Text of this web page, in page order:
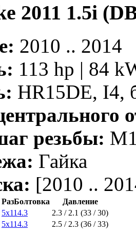
2011 1.5i
2010 .. 2014
113 hp | 84
HR15DE, I4,
резьбы:
Гайка
[2010 ..
РазБолтовка
Давление
5x114.3
2.3 / 2.1 (33 / 30)
5x114.3 2.5 / 2.3 (36 / 33)